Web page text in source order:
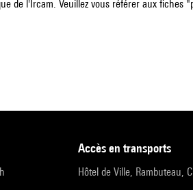
de l'Ircam. Veuillez vous référer aux fiches
accès en transports
Hôtel de Ville, Rambuteau,